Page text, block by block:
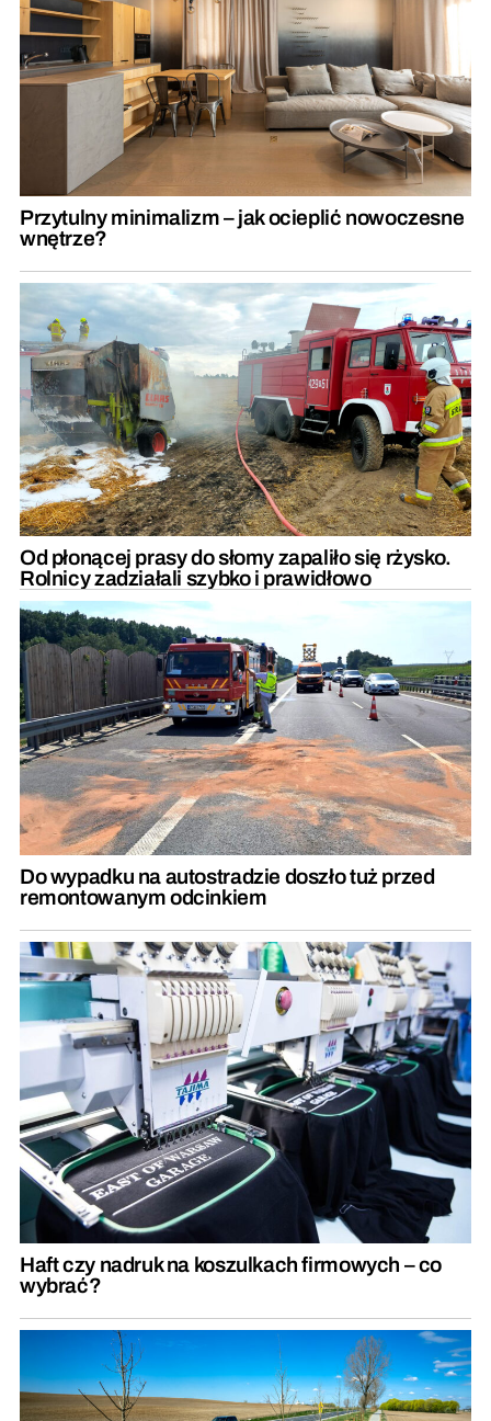
Przytulny minimalizm – jak ocieplić nowoczesne
wnętrze?
Od płonącej prasy do słomy zapaliło się rżysko.
Rolnicy zadziałali szybko i prawidłowo
Do wypadku na autostradzie doszło tuż przed
remontowanym odcinkiem
Haft czy nadruk na koszulkach firmowych – co
wybrać?